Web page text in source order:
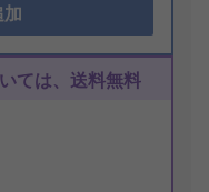
ては、送料無料